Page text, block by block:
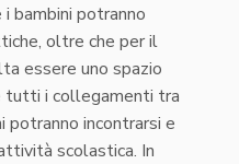
bambini potranno
oltre che per il
essere uno spazio
tutti i collegamenti tra
potranno incontrarsi e
scolastica. In